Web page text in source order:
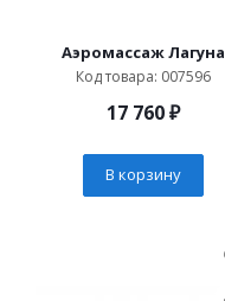
Аэромассаж Лагуна
Код товара: 007596
17 760₽
В корзину